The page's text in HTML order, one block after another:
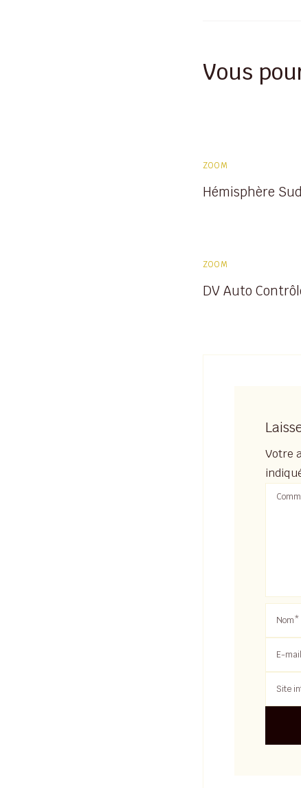
Vous
ZOOM
Hémisphère Sud
ZOOM
DV Auto
Votre